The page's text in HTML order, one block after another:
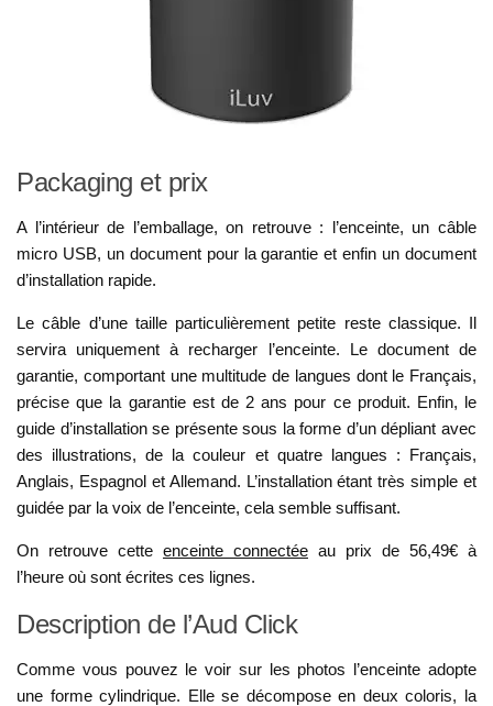
Packaging et prix
A l’intérieur de l’emballage, on retrouve : l’enceinte, un câble
micro USB, un document pour la garantie et enfin un document
d’installation rapide.
Le câble d’une taille particulièrement petite reste classique. Il
servira uniquement à recharger l’enceinte. Le document de
garantie, comportant une multitude de langues dont le Français,
précise que la garantie est de 2 ans pour ce produit. Enfin, le
guide d’installation se présente sous la forme d’un dépliant avec
des illustrations, de la couleur et quatre langues : Français,
Anglais, Espagnol et Allemand. L’installation étant très simple et
guidée par la voix de l’enceinte, cela semble suffisant.
On retrouve cette enceinte connectée au prix de 56,49€ à
l’heure où sont écrites ces lignes.
Description de l’Aud Click
Comme vous pouvez le voir sur les photos l’enceinte adopte
une forme cylindrique. Elle se décompose en deux coloris, la